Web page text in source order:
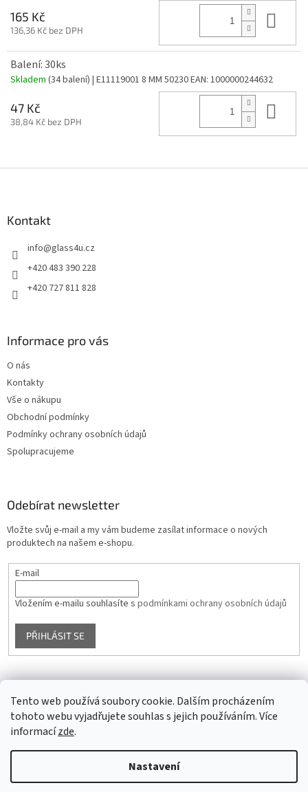
Tento web používá soubory cookie. Dalším procházením
tohoto webu vyjadřujete souhlas s jejich používáním. Více
informacízde.
Nastavení
165 Kč
136,36 Kč bez DPH
Balení: 30ks
Skladem (34 balení) | E11119001 8 MM 50230EAN: 1000000244632
47 Kč
38,84 Kč bez DPH
Kontakt
info@glass4u.cz
+420 483 390 228
+420 727 811 828
Informace pro vás
O nás
Kontakty
Vše o nákupu
Obchodní podmínky
Podmínky ochrany osobních údajů
Spolupracujeme
Odebírat newsletter
Vložte svůj e-mail a my vám budeme zasílat informace o nových
produktech na našem e-shopu.
E-mail
Vložením e-mailu souhlasíte s podmínkami ochrany osobních údajů
PŘIHLÁSIT SE
Facebook